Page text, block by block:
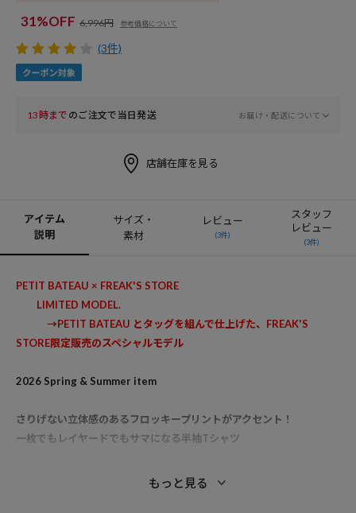
31%OFF 6,996円 参考価格について
(3件)
13時まで のご注文で当日発送 お届け・配送について
店舗在庫を見る
アイテム
説明
サイズ・
素材
レビュー
(3件)
スタッフ
レビュー
(3件)
PETIT BATEAU × FREAK'S STORE
LIMITED MODEL.
→PETIT BATEAU とタッグを組んで仕上げた、FREAK'S
STORE限定販売のスペシャルモデル
2026 Spring & Summer item
さりげない立体感のあるフロッキープリントがアクセント！
一枚でもレイヤードでもサマになる半袖Tシャツ
もっと見る